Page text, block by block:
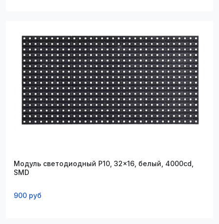
Модуль светодиодный P10, 32x16, белый, 4000cd,
SMD
900 руб